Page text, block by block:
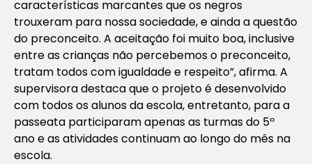
características marcantes que os negros
trouxeram para nossa sociedade, e ainda a questão
do preconceito. A aceitação foi muito boa, inclusive
entre as crianças não percebemos o preconceito,
tratam todos com igualdade e respeito”, afirma. A
supervisora destaca que o projeto é desenvolvido
com todos os alunos da escola, entretanto, para a
passeata participaram apenas as turmas do 5º
ano e as atividades continuam ao longo do mês na
escola.